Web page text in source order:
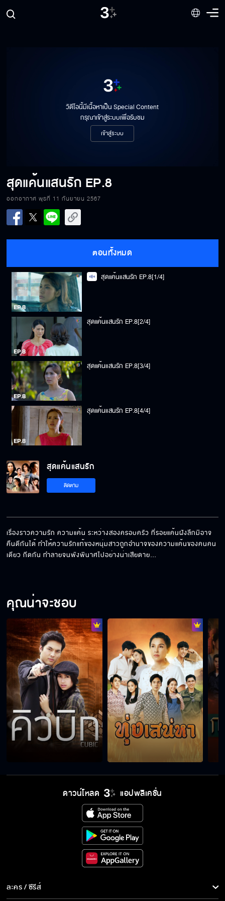
วิดีโอนี้มีเนื้อหาเป็น Special Content
กรุณาเข้าสู่ระบบเพื่อรับชม
เข้าสู่ระบบ
สุดแค้นแสนรัก EP.8
ออกอากาศ พุธที่ 11 กันยายน 2567
ตอนทั้งหมด
สุดแค้นแสนรัก EP.8[1/4]
สุดแค้นแสนรัก EP.8[2/4]
สุดแค้นแสนรัก EP.8[3/4]
สุดแค้นแสนรัก EP.8[4/4]
สุดแค้นแสนรัก
ติดตาม
เรื่องราวความรัก ความแค้น ระหว่างสองครอบครัว ที่รอยแค้นฝังลึกมิอาจ
คืนดีกันได้ ทำให้ความรักแท้ของหนุ่มสาวถูกอำนาจของความแค้นของคนคน
เดียว กีดกัน ทำลายจนพังพินาศไปอย่างน่าเสียดาย…
คุณน่าจะชอบ
ดาวน์โหลด แอปพลิเคชั่น
ละคร / ซีรีส์